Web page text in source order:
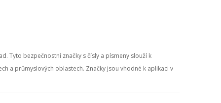
Tyto bezpečnostní značky s čísly a písmeny slouží k
a průmyslových oblastech. Značky jsou vhodné k aplikaci v